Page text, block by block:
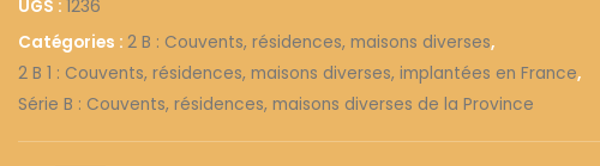
UGS : 1236
Catégories : 2 B : Couvents, résidences, maisons diverses,
2 B 1 : Couvents, résidences, maisons diverses, implantées en France,
Série B : Couvents, résidences, maisons diverses de la Province